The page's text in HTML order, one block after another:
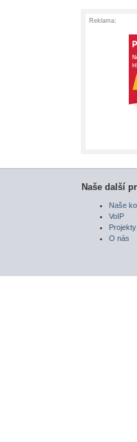
Reklama:
Naše další
Naše
VoIP
Projekty
O nás